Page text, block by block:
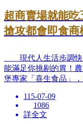
超商賣場就能
搶攻都會即食
現代人生活步調快
能滿足你挑剔的胃！
堡專家「喜生食品」
115-07-09
1086
詳全文